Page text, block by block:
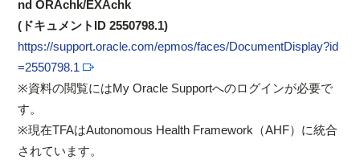
nd ORAchk/EXAchk
(ドキュメントID 2550798.1)
https://support.oracle.com/epmos/faces/DocumentDisplay?id
=2550798.1
※資料の閲覧にはMy Oracle Supportへのログインが必要で
す。
※現在TFAはAutonomous Health Framework（AHF）に統合
されています。